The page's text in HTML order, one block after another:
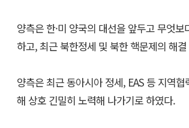
양측은 한·미 양국의 대선을 앞두고 무엇
하고, 최근 북한정세 및 북한 핵문제의 해
양측은 최근 동아시아 정세, EAS 등 지역
해 상호 긴밀히 노력해 나가기로 하였다.